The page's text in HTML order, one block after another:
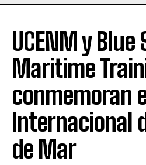
UCENM y Blue
Maritime
conmemoran
Internacional
de Mar